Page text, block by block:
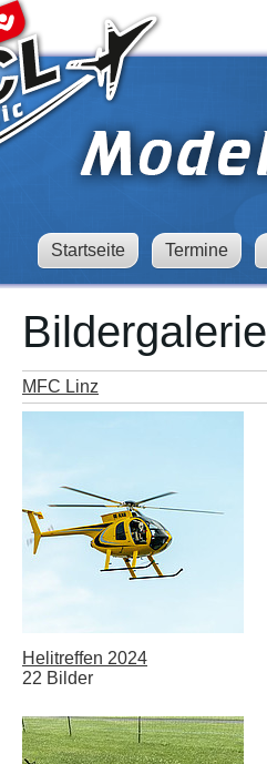
Startseite Termine
Bildergalerie
MFC Linz
Helitreffen 2024
22 Bilder